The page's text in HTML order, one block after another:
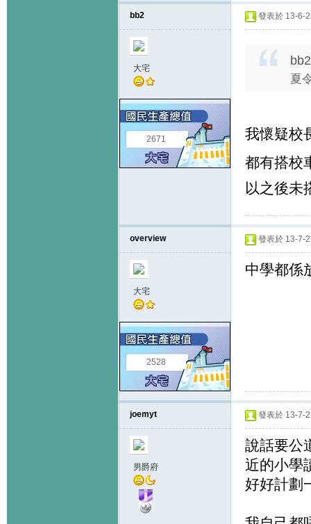
bb2
大宅
2671
發表於 13-6-
夏
我懷疑校
都有搭校
以之後未
overview
大宅
2528
發表於 13-7-
中學都係
joemyt
男爵府
發表於 13-7-
說話要公
近的小學
好好計劃